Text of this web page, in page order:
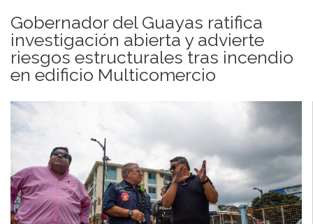
Gobernador del Guayas ratifica
investigación abierta y advierte
riesgos estructurales tras incendio
en edificio Multicomercio